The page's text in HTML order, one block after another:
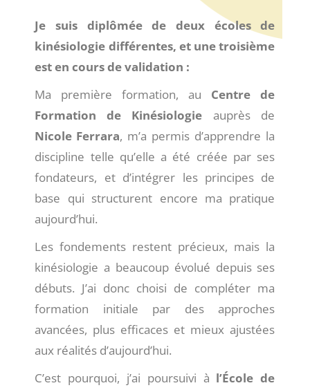
Je suis diplômée de deux écoles de
kinésiologie différentes, et une troisième
est en cours de validation :
Ma première formation, au Centre de
Formation de Kinésiologie auprès de
Nicole Ferrara, m’a permis d’apprendre la
discipline telle qu’elle a été créée par ses
fondateurs, et d’intégrer les principes de
base qui structurent encore ma pratique
aujourd’hui.
Les fondements restent précieux, mais la
kinésiologie a beaucoup évolué depuis ses
débuts. J’ai donc choisi de compléter ma
formation initiale par des approches
avancées, plus efficaces et mieux ajustées
aux réalités d’aujourd’hui.
C’est pourquoi, j’ai poursuivi à l’École de